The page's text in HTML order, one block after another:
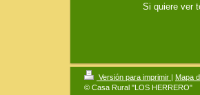
Si quiere ver
Versión para imprimir | Mapa
© Casa Rural "LOS HERRERO"